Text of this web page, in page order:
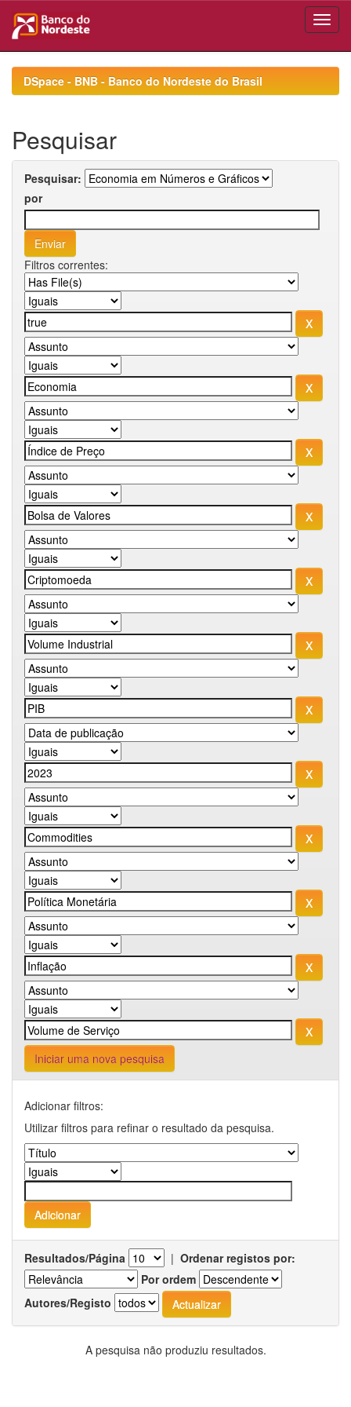
navigationDSpace - BNB - Banco do Nordeste do Brasil
Pesquisar
Pesquisar:
por
Filtros correntes:
Iniciar uma nova pesquisa
Adicionar filtros:
Utilizar filtros para refinar o resultado da pesquisa.
Resultados/Página | Ordenar registos por:
Por ordem
Autores/Registo
A pesquisa não produziu resultados.